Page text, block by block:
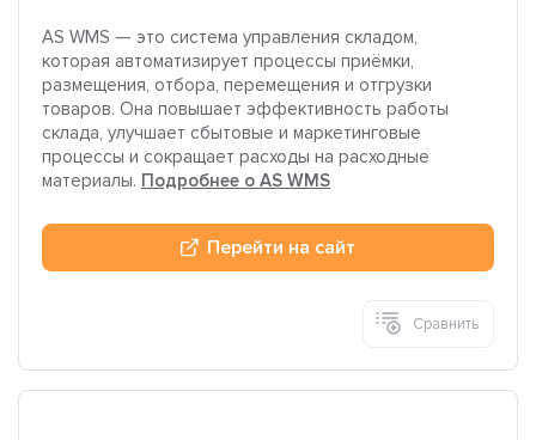
AS WMS — это система управления складом,
которая автоматизирует процессы приёмки,
размещения, отбора, перемещения и отгрузки
товаров. Она повышает эффективность работы
склада, улучшает сбытовые и маркетинговые
процессы и сокращает расходы на расходные
материалы. Подробнее о AS WMS
Перейти на сайт
Сравнить